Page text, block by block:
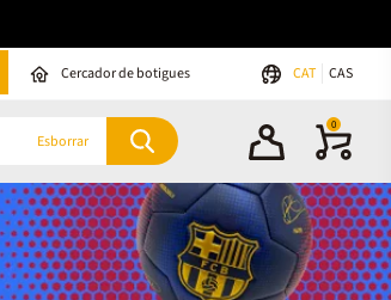
Cercador de botigues CAT CAS
Esborrar
0